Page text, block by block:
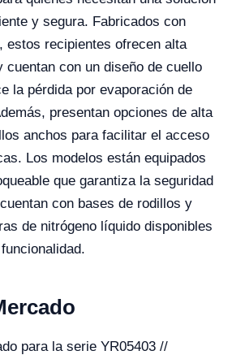
y segura. Fabricados con
estos recipientes ofrecen alta
con un diseño de cuello
la pérdida por evaporación de
presentan opciones de alta
anchos para facilitar el acceso
Los modelos están equipados
que garantiza la seguridad
con bases de rodillos y
de nitrógeno líquido disponibles
para la serie YR05403 //